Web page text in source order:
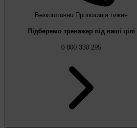
Безкоштовно Пропозиція тижня
Підберемо тренажер під ваші цілі
0 800 330 295